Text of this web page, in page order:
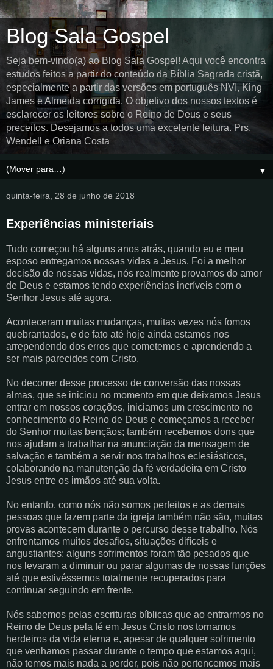
Blog Sala Gospel
Seja bem-vindo(a) ao Blog Sala Gospel! Aqui você encontra
estudos feitos a partir do conteúdo da Bíblia Sagrada cristã,
especialmente a partir das versões em português NVI, King
James e Almeida corrigida. O objetivo dos nossos textos é
esclarecer os leitores sobre o Reino de Deus e seus
preceitos. Desejamos a todos uma excelente leitura. Prs.
Wendell e Oriana Costa
▼
quinta-feira, 28 de junho de 2018
Experiências ministeriais
Tudo começou há alguns anos atrás, quando eu e meu
esposo entregamos nossas vidas a Jesus. Foi a melhor
decisão de nossas vidas, nós realmente provamos do amor
de Deus e estamos tendo experiências incríveis com o
Senhor Jesus até agora.
Aconteceram muitas mudanças, muitas vezes nós fomos
quebrantados, e de fato até hoje ainda estamos nos
arrependendo dos erros que cometemos e aprendendo a
ser mais parecidos com Cristo.
No decorrer desse processo de conversão das nossas
almas, que se iniciou no momento em que deixamos Jesus
entrar em nossos corações, iniciamos um crescimento no
conhecimento do Reino de Deus e começamos a receber
do Senhor muitas bençãos; também recebemos dons que
nos ajudam a trabalhar na anunciação da mensagem de
salvação e também a servir nos trabalhos eclesiásticos,
colaborando na manutenção da fé verdadeira em Cristo
Jesus entre os irmãos até sua volta.
No entanto, como nós não somos perfeitos e as demais
pessoas que fazem parte da igreja também não são, muitas
provas acontecem durante o percurso desse trabalho. Nós
enfrentamos muitos desafios, situações difíceis e
angustiantes; alguns sofrimentos foram tão pesados que
nos levaram a diminuir ou parar algumas de nossas funções
até que estivéssemos totalmente recuperados para
continuar seguindo em frente.
Nós sabemos pelas escrituras bíblicas que ao entrarmos no
Reino de Deus pela fé em Jesus Cristo nos tornamos
herdeiros da vida eterna e, apesar de qualquer sofrimento
que venhamos passar durante o tempo que estamos aqui,
não temos mais nada a perder, pois não pertencemos mais